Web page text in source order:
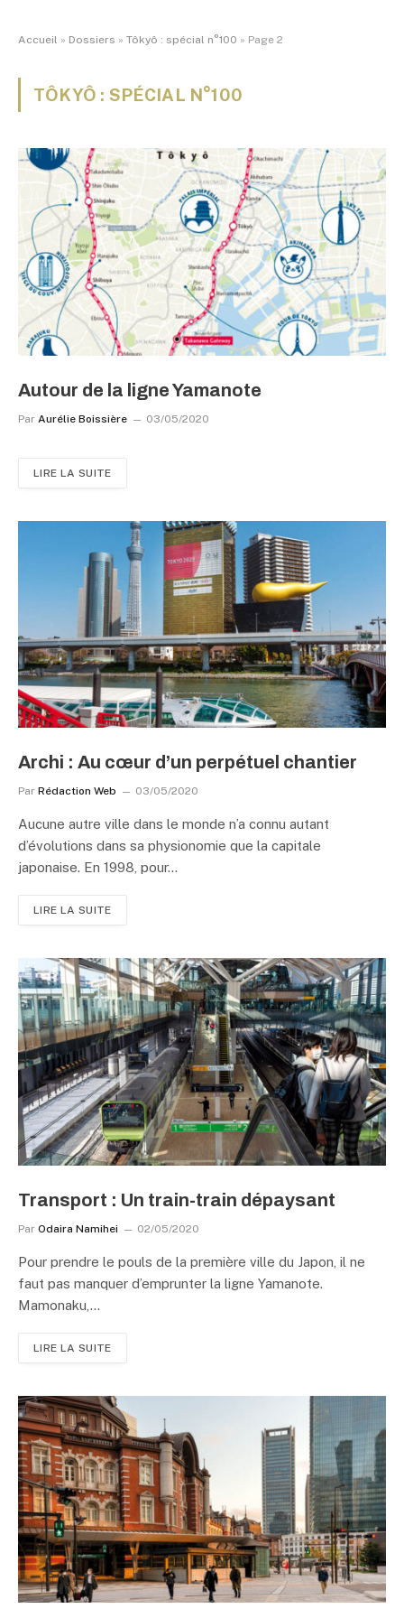
Accueil » Dossiers » Tôkyô : spécial n°100 » Page 2
TÔKYÔ : SPÉCIAL N°100
Autour de la ligne Yamanote
Par Aurélie Boissière 03/05/2020
LIRE LA SUITE
Archi : Au cœur d’un perpétuel chantier
Par Rédaction Web 03/05/2020
Aucune autre ville dans le monde n’a connu autant
d’évolutions dans sa physionomie que la capitale
japonaise. En 1998, pour…
LIRE LA SUITE
Transport : Un train-train dépaysant
Par Odaira Namihei 02/05/2020
Pour prendre le pouls de la première ville du Japon, il ne
faut pas manquer d’emprunter la ligne Yamanote.
Mamonaku,…
LIRE LA SUITE